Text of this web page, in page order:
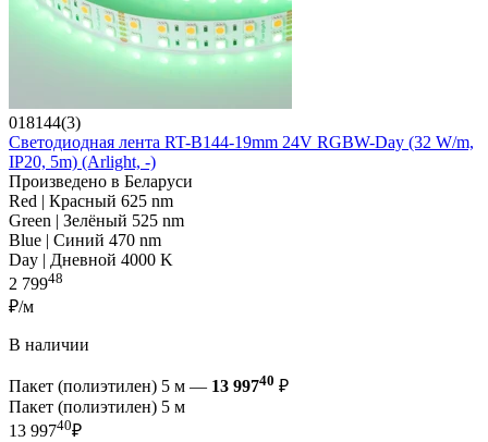
018144(3)
Светодиодная лента RT-B144-19mm 24V RGBW-Day (32 W/m,
IP20, 5m) (Arlight, -)
Произведено в Беларуси
Red | Красный 625 nm
Green | Зелёный 525 nm
Blue | Синий 470 nm
Day | Дневной 4000 K
2 79948
₽/м
В наличии
Пакет (полиэтилен) 5 м — 13 99740 ₽
Пакет (полиэтилен) 5 м
13 99740₽